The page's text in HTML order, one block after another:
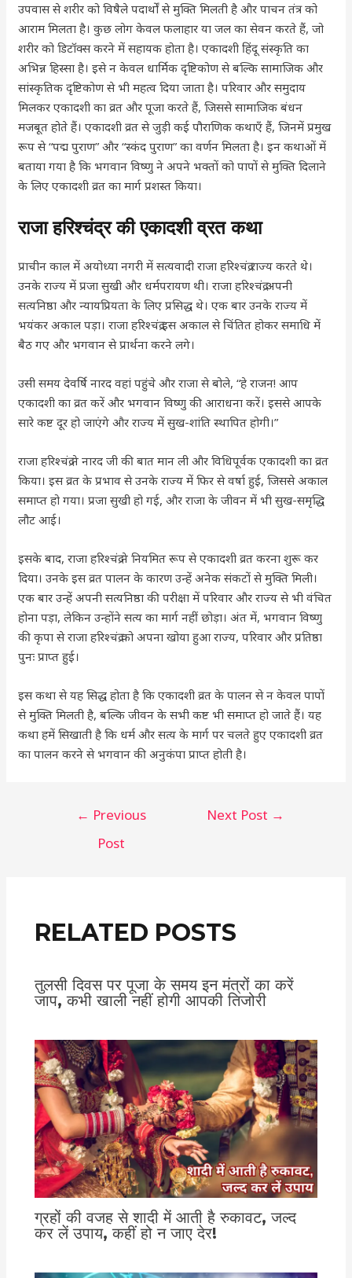
उपवास से शरीर को विषैले पदार्थों से मुक्ति मिलती है और पाचन तंत्र को
आराम मिलता है। कुछ लोग केवल फलाहार या जल का सेवन करते हैं, जो
शरीर को डिटॉक्स करने में सहायक होता है। एकादशी हिंदू संस्कृति का
अभिन्न हिस्सा है। इसे न केवल धार्मिक दृष्टिकोण से बल्कि सामाजिक और
सांस्कृतिक दृष्टिकोण से भी महत्व दिया जाता है। परिवार और समुदाय
मिलकर एकादशी का व्रत और पूजा करते हैं, जिससे सामाजिक बंधन
मजबूत होते हैं। एकादशी व्रत से जुड़ी कई पौराणिक कथाएँ हैं, जिनमें प्रमुख
रूप से “पद्म पुराण” और “स्कंद पुराण” का वर्णन मिलता है। इन कथाओं में
बताया गया है कि भगवान विष्णु ने अपने भक्तों को पापों से मुक्ति दिलाने
के लिए एकादशी व्रत का मार्ग प्रशस्त किया।
राजा हरिश्चंद्र की एकादशी व्रत कथा
प्राचीन काल में अयोध्या नगरी में सत्यवादी राजा हरिश्चंद्र राज्य करते थे।
उनके राज्य में प्रजा सुखी और धर्मपरायण थी। राजा हरिश्चंद्र अपनी
सत्यनिष्ठा और न्यायप्रियता के लिए प्रसिद्ध थे। एक बार उनके राज्य में
भयंकर अकाल पड़ा। राजा हरिश्चंद्र इस अकाल से चिंतित होकर समाधि में
बैठ गए और भगवान से प्रार्थना करने लगे।
उसी समय देवर्षि नारद वहां पहुंचे और राजा से बोले, “हे राजन! आप
एकादशी का व्रत करें और भगवान विष्णु की आराधना करें। इससे आपके
सारे कष्ट दूर हो जाएंगे और राज्य में सुख-शांति स्थापित होगी।”
राजा हरिश्चंद्र ने नारद जी की बात मान ली और विधिपूर्वक एकादशी का व्रत
किया। इस व्रत के प्रभाव से उनके राज्य में फिर से वर्षा हुई, जिससे अकाल
समाप्त हो गया। प्रजा सुखी हो गई, और राजा के जीवन में भी सुख-समृद्धि
लौट आई।
इसके बाद, राजा हरिश्चंद्र ने नियमित रूप से एकादशी व्रत करना शुरू कर
दिया। उनके इस व्रत पालन के कारण उन्हें अनेक संकटों से मुक्ति मिली।
एक बार उन्हें अपनी सत्यनिष्ठा की परीक्षा में परिवार और राज्य से भी वंचित
होना पड़ा, लेकिन उन्होंने सत्य का मार्ग नहीं छोड़ा। अंत में, भगवान विष्णु
की कृपा से राजा हरिश्चंद्र को अपना खोया हुआ राज्य, परिवार और प्रतिष्ठा
पुनः प्राप्त हुई।
इस कथा से यह सिद्ध होता है कि एकादशी व्रत के पालन से न केवल पापों
से मुक्ति मिलती है, बल्कि जीवन के सभी कष्ट भी समाप्त हो जाते हैं। यह
कथा हमें सिखाती है कि धर्म और सत्य के मार्ग पर चलते हुए एकादशी व्रत
का पालन करने से भगवान की अनुकंपा प्राप्त होती है।
← Previous
Post
Next Post →
RELATED POSTS
तुलसी दिवस पर पूजा के समय इन मंत्रों का करें
जाप, कभी खाली नहीं होगी आपकी तिजोरी
ग्रहों की वजह से शादी में आती है रुकावट, जल्द
कर लें उपाय, कहीं हो न जाए देर!